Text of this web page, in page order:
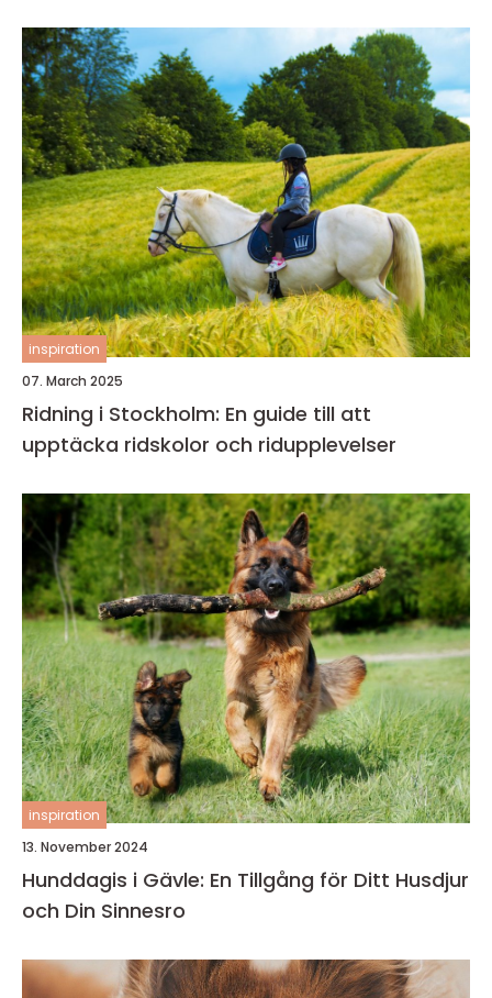
inspiration
07. March 2025
Ridning i Stockholm: En guide till att
upptäcka ridskolor och ridupplevelser
inspiration
13. November 2024
Hunddagis i Gävle: En Tillgång för Ditt Husdjur
och Din Sinnesro